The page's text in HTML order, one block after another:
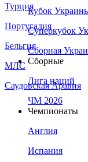
Турция
Португалия
Бельгия
МЛС
Саудовская Аравия
Кубок
Суперкубок
Сборная
Сборные
Лига наций
ЧМ 2026
Чемпионаты
Англия
Испания